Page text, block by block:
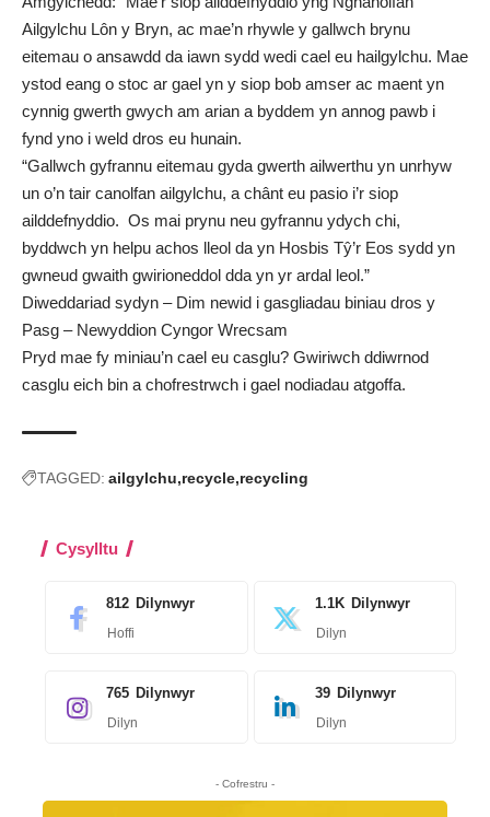
Ailgylchu Lôn y Bryn, ac mae’n rhywle y gallwch brynu
eitemau o ansawdd da iawn sydd wedi cael eu hailgylchu. Mae
ystod eang o stoc ar gael yn y siop bob amser ac maent yn
cynnig gwerth gwych am arian a byddem yn annog pawb i
fynd yno i weld dros eu hunain.
“Gallwch gyfrannu eitemau gyda gwerth ailwerthu yn unrhyw
un o’n tair canolfan ailgylchu, a chânt eu pasio i’r siop
ailddefnyddio. Os mai prynu neu gyfrannu ydych chi,
byddwch yn helpu achos lleol da yn Hosbis Tŷ’r Eos sydd yn
gwneud gwaith gwirioneddol dda yn yr ardal leol.”
Diweddariad sydyn – Dim newid i gasgliadau biniau dros y
Pasg – Newyddion Cyngor Wrecsam
Pryd mae fy miniau’n cael eu casglu? Gwiriwch ddiwrnod
casglu eich bin a chofrestrwch i gael nodiadau atgoffa.
TAGGED: ailgylchu recycle recycling
Cysylltu
812 Dilynwyr
Hoffi
1.1K Dilynwyr
Dilyn
765 Dilynwyr
Dilyn
39 Dilynwyr
Dilyn
- Cofrestru -